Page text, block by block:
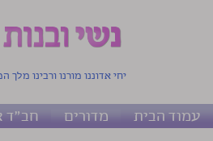
יחי אדוננו מורנו ורבינו
עמוד הבית מדורים חב"ד